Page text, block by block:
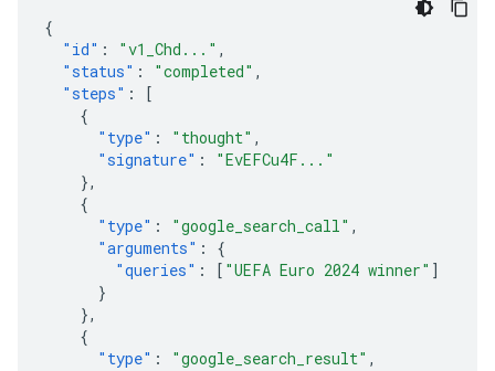
{
"id" : "v1_Chd..." ,
"status" : "completed" ,
"steps" :
[
{
"type" : "thought" ,
"signature" :
"EvEFCu4F..."
},
{
"type" : "google_search_call" ,
"arguments" :
{
"queries" : [ "UEFA Euro 2024 winner" ]
}
},
{
"type" : "google_search_result" ,